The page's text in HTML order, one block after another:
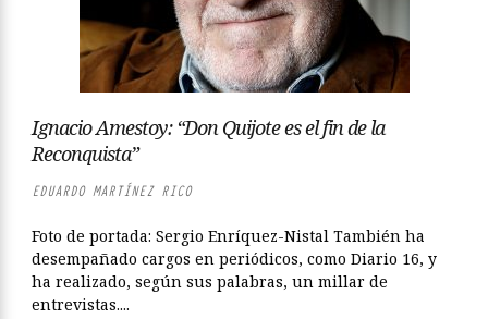
Ignacio Amestoy: “Don Quijote es el fin de la
Reconquista”
EDUARDO MARTÍNEZ RICO
Foto de portada: Sergio Enríquez-Nistal También ha
desempañado cargos en periódicos, como Diario 16, y
ha realizado, según sus palabras, un millar de
entrevistas....